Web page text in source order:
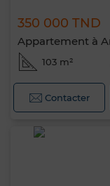
350 000 TND
Appartement à
103 m²
Contacter